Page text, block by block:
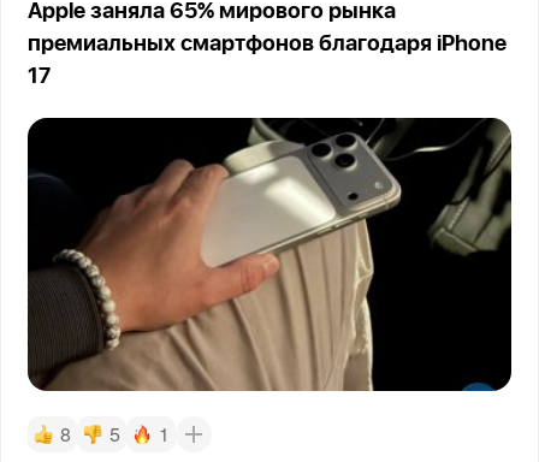
Apple заняла 65% мирового рынка
премиальных смартфонов благодаря iPhone
17
8 5 1